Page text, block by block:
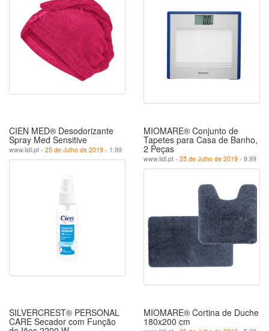
CIEN MED® Desodorizante
Spray Med Sensitive
www.lidl.pt - 25 de Julho de 2019 - 1.99
MIOMARE® Conjunto de
Tapetes para Casa de Banho,
2 Peças
www.lidl.pt - 25 de Julho de 2019 - 9.99
SILVERCREST® PERSONAL
CARE Secador com Função
MIOMARE® Cortina de Duche
180x200 cm